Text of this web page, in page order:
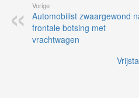
Vorige
Automobilist zwaargewond
frontale botsing met
vrachtwagen